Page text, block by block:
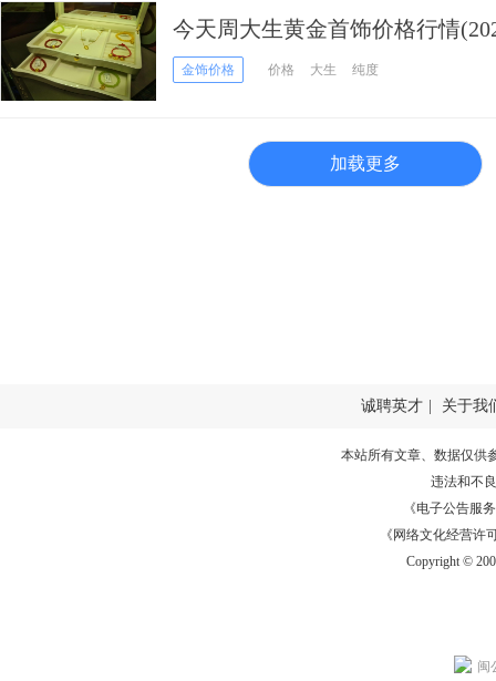
今天周大生黄金首饰价格行情
金饰价格 价格 大生 纯度
加载更多
诚聘英才 关于我
本站所有文章、数据仅供
违法和不
《电子公告服务
《网络文化经营许
Copyright ©
闽